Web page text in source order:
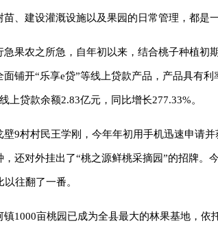
、建设灌溉设施以及果园的日常管理，都是
急果农之所急，自年初以来，结合桃子种植初
面铺开“乐享e贷”等线上贷款产品，产品具有
上贷款余额2.83亿元，同比增长277.33%。
壁9村村民王学刚，今年年初用手机迅速申请
，还对外挂出了“桃之源鲜桃采摘园”的招牌
往翻了一番。
镇1000亩桃园已成为全县最大的林果基地，